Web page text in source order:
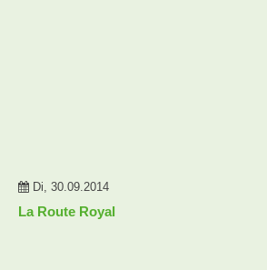
Di, 30.09.2014
La Route Royal